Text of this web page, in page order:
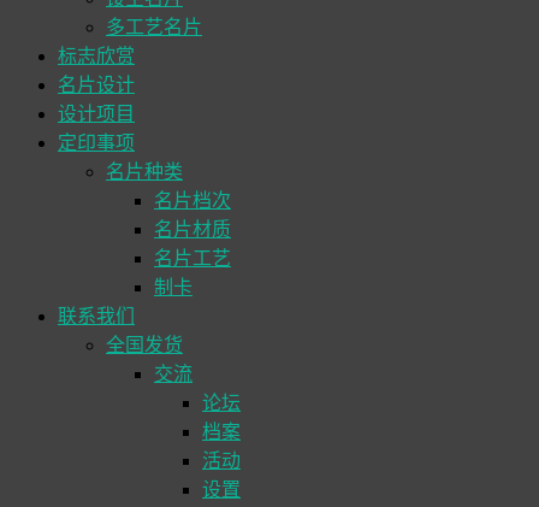
多工艺名片
标志欣赏
名片设计
设计项目
定印事项
名片种类
名片档次
名片材质
名片工艺
制卡
联系我们
全国发货
交流
论坛
档案
活动
设置